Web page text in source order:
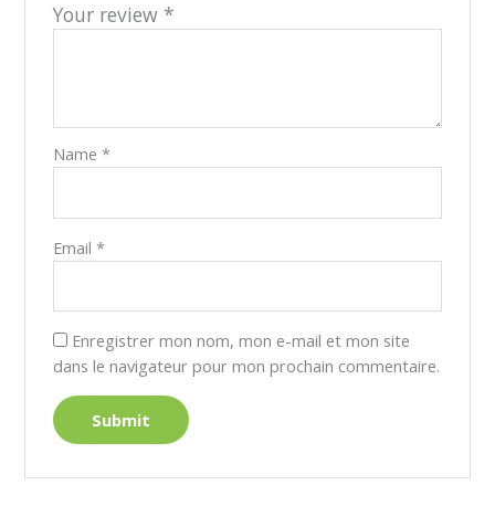
Your review *
Name *
Email *
Enregistrer mon nom, mon e-mail et mon site
dans le navigateur pour mon prochain commentaire.